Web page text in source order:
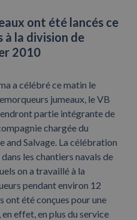
ont été lancés ce
la division de
2010
a célébré ce matin le
jumeaux, le VB
partie intégrante de
chargée du
and Salvage. La célébration
les chantiers navals de
on a travaillé à la
pendant environ 12
ont été conçues pour une
effet, en plus du service